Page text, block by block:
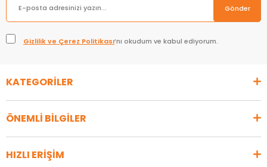
Gönder
Gizlilik ve Çerez Politikası’nı okudum ve kabul ediyorum.
KATEGORİLER
ÖNEMLİ BİLGİLER
HIZLI ERİŞİM